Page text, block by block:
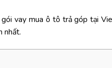
vay mua ô tô trả góp tại
nhất.